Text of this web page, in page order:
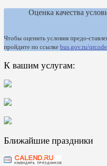
Оценка качества
Чтобы оценить условия предо-
пройдите по ссылке bus.gov.ru/
К вашим услугам:
Ближайшие праздники